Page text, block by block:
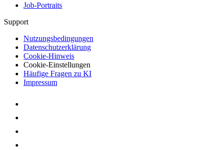
Job-Portraits
Support
Nutzungsbedingungen
Datenschutzerklärung
Cookie-Hinweis
Cookie-Einstellungen
Häufige Fragen zu KI
Impressum